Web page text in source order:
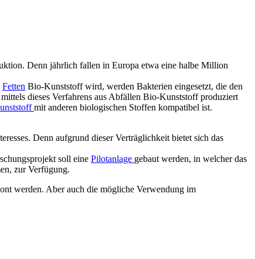
Denn jährlich fallen in Europa etwa eine halbe Million
Fetten Bio-Kunststoff wird, werden Bakterien eingesetzt, die den
dieses Verfahrens aus Abfällen Bio-Kunststoff produziert
mit anderen biologischen Stoffen kompatibel ist.
Denn aufgrund dieser Verträglichkeit bietet sich das
soll eine Pilotanlage gebaut werden, in welcher das
zur Verfügung.
werden. Aber auch die mögliche Verwendung im